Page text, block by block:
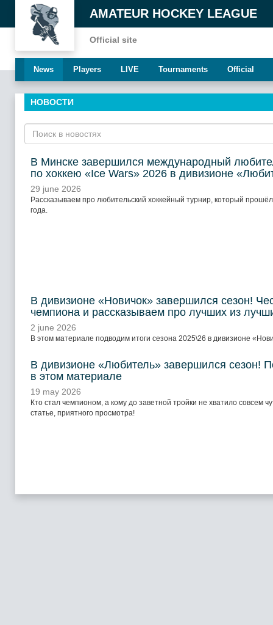
AMATEUR HOCKEY LEAGUE
Official site
News Players LIVE Tournaments Official
НОВОСТИ
В Минске завершился международный
по хоккею «Ice Wars» 2026 в дивизионе
29 june 2026
Рассказываем про любительский хоккейный турнир, который
года.
В дивизионе «Новичок» завершился сезон!
чемпиона и рассказываем про лучших из
2 june 2026
В этом материале подводим итоги сезона 2025\26 в дивизионе
В дивизионе «Любитель» завершился сезон!
в этом материале
19 may 2026
Кто стал чемпионом, а кому до заветной тройки не хватило совсем
статье, приятного просмотра!